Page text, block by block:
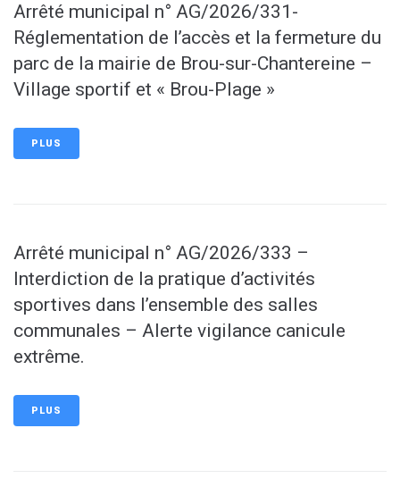
Arrêté municipal n° AG/2026/331-
Réglementation de l’accès et la fermeture du
parc de la mairie de Brou-sur-Chantereine –
Village sportif et « Brou-Plage »
PLUS
Arrêté municipal n° AG/2026/333 –
Interdiction de la pratique d’activités
sportives dans l’ensemble des salles
communales – Alerte vigilance canicule
extrême.
PLUS